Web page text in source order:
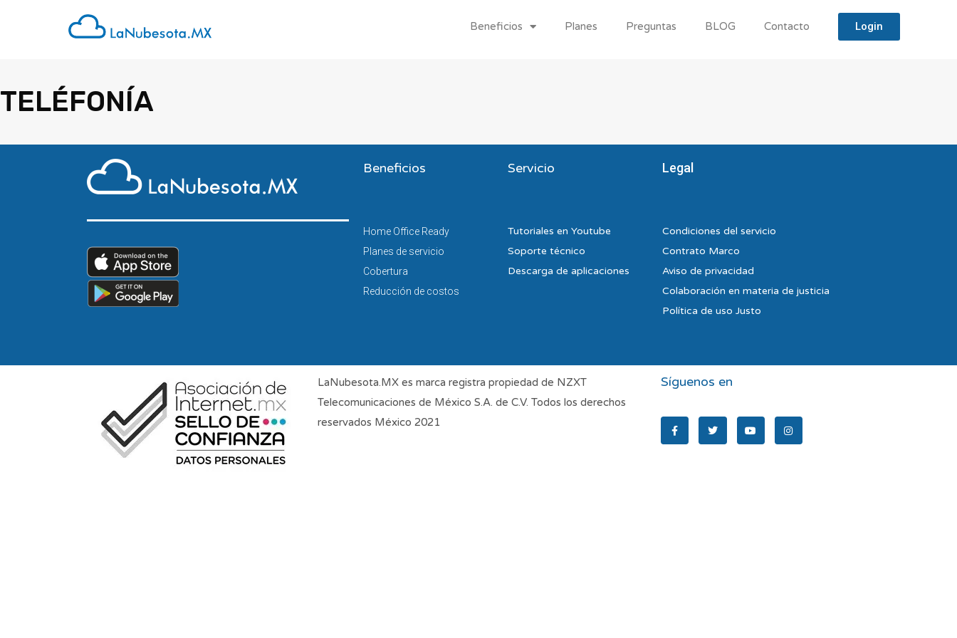
Beneficios Planes Preguntas BLOG Contacto Login
TELÉFONÍA
Beneficios
Home Office Ready
Planes de servicio
Cobertura
Reducción de costos
Servicio
Tutoriales en Youtube
Soporte técnico
Descarga de aplicaciones
Legal
Condiciones del servicio
Contrato Marco
Aviso de privacidad
Colaboración en materia de justicia
Política de uso Justo
LaNubesota.MX es marca registra propiedad de NZXT
Telecomunicaciones de México S.A. de C.V. Todos los derechos
reservados México 2021
Síguenos en